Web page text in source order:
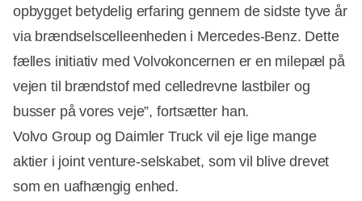
opbygget betydelig erfaring gennem de sidste tyve år
via brændselscelleenheden i Mercedes-Benz. Dette
fælles initiativ med Volvokoncernen er en milepæl på
vejen til brændstof med celledrevne lastbiler og
busser på vores veje”, fortsætter han.
Volvo Group og Daimler Truck vil eje lige mange
aktier i joint venture-selskabet, som vil blive drevet
som en uafhængig enhed.